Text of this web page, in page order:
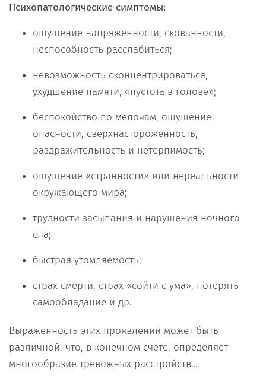
Психопатологические симптомы:
ощущение напряженности, скованности,
неспособность расслабиться;
невозможность сконцентрироваться,
ухудшение памяти, «пустота в голове»;
беспокойство по мелочам, ощущение
опасности, сверхнастороженность,
раздражительность и нетерпимость;
ощущение «странности» или нереальности
окружающего мира;
трудности засыпания и нарушения ночного
сна;
быстрая утомляемость;
страх смерти, страх «сойти с ума», потерять
самообладание и др.
Выраженность этих проявлений может быть
различной, что, в конечном счете, определяет
многообразие тревожных расстройств…